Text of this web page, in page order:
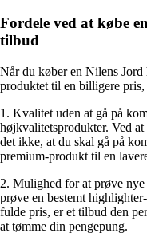
Fordele ved at købe
tilbud
Når du køber en Nilens
produktet til en billigere
1. Kvalitet uden at gå på
højkvalitetsprodukter. Ved
det ikke, at du skal gå på
premium-produkt til en
2. Mulighed for at prøve
prøve en bestemt
fulde pris, er et tilbud den
at tømme din pengepung.